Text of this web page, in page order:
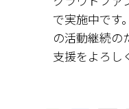
で実施中です
の活動継続の
支援をよろし